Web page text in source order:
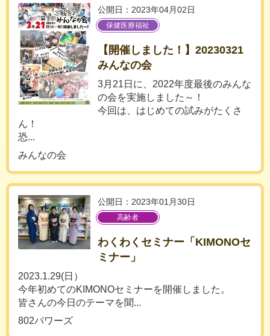
公開日：2023年04月02日
保健医療福祉
【開催しました！】20230321
みんなの会
3月21日に、2022年度最後のみんな
の会を実施しました～！
今回は、はじめての試みがたくさ
ん！
恐...
みんなの会
公開日：2023年01月30日
高齢者
わくわくセミナー「KIMONOセ
ミナー」
2023.1.29(日）
今年初めてのKIMONOセミナーを開催しました。
皆さんの今日のテーマを聞...
802パワーズ